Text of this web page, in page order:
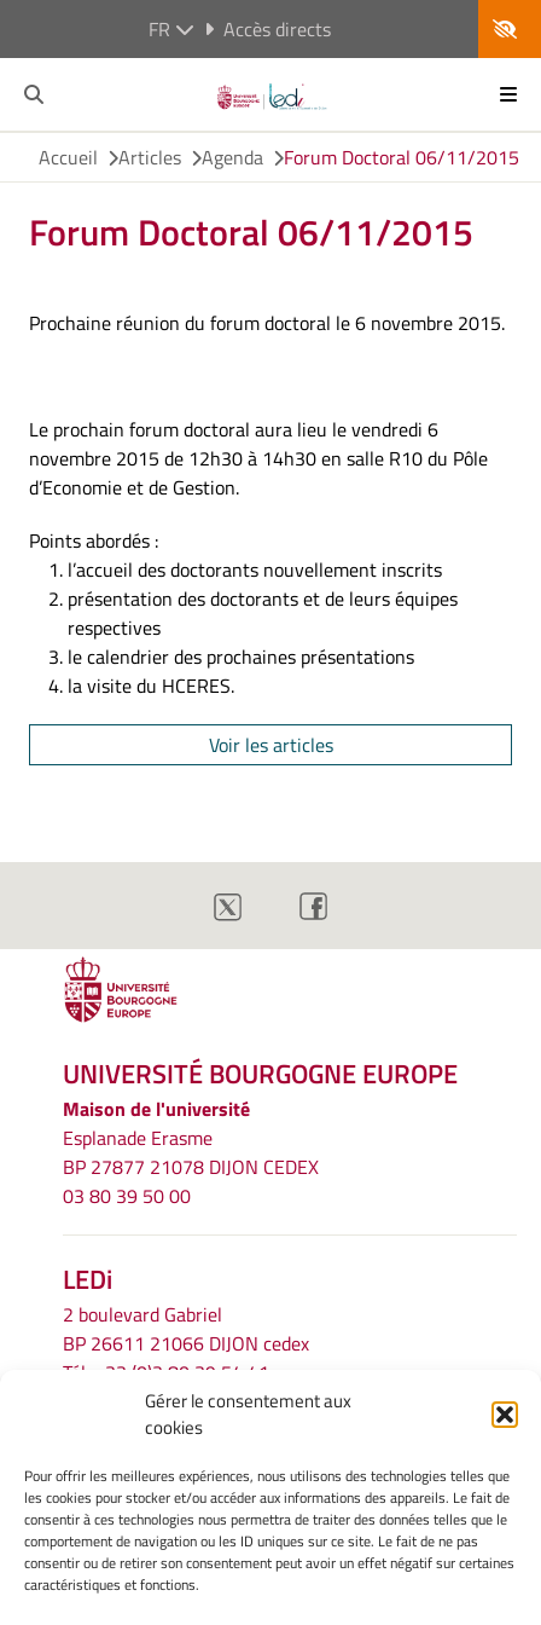
Gérer le consentement aux
cookies
Pour offrir les meilleures expériences, nous utilisons des technologies telles que
les cookies pour stocker et/ou accéder aux informations des appareils. Le fait de
consentir à ces technologies nous permettra de traiter des données telles que le
comportement de navigation ou les ID uniques sur ce site. Le fait de ne pas
consentir ou de retirer son consentement peut avoir un effet négatif sur certaines
caractéristiques et fonctions.
FR Accès directs
Accueil Articles Agenda Forum Doctoral 06/11/2015
Forum Doctoral 06/11/2015
Prochaine réunion du forum doctoral le 6 novembre 2015.
Le prochain forum doctoral aura lieu le vendredi 6
novembre 2015 de 12h30 à 14h30 en salle R10 du Pôle
d’Economie et de Gestion.
Points abordés :
l’accueil des doctorants nouvellement inscrits
présentation des doctorants et de leurs équipes
respectives
le calendrier des prochaines présentations
la visite du HCERES.
Voir les articles
UNIVERSITÉ BOURGOGNE EUROPE
Maison de l'université
Esplanade Erasme
BP 27877 21078 DIJON CEDEX
03 80 39 50 00
LEDi
2 boulevard Gabriel
BP 26611 21066 DIJON cedex
Tél.
+33 (0)3 80 39 54 41
secretariat.ledi@u-bourgogne.fr
INFORMATIONS LÉGALES
Mentions légales
Gérer mes cookies
Politique de cookies